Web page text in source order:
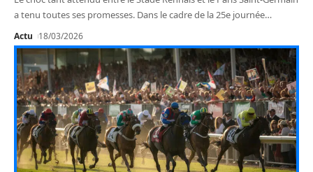
a tenu toutes ses promesses. Dans le cadre de la 25e journée…
Actu 18/03/2026